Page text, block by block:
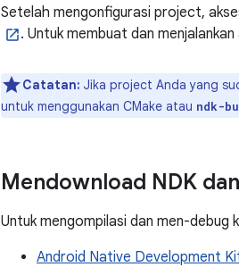
Setelah mengonfigurasi project,
. Untuk membuat dan menjalankan
Catatan: Jika project Anda yang
untuk menggunakan CMake atau ndk-
Mendownload NDK
Untuk mengompilasi dan men-debug
Android Native Development